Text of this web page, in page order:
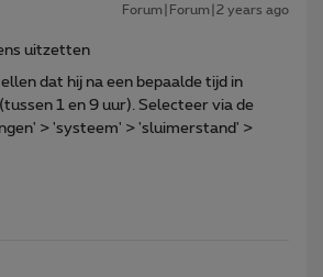
Forum|Forum|2 years ago
uitzetten
dat hij na een bepaalde tijd in
1 en 9 uur). Selecteer via de
> 'systeem' > 'sluimerstand' >